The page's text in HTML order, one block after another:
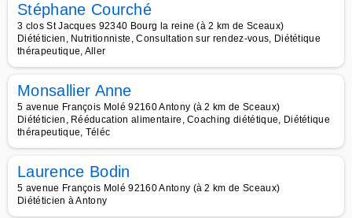
Stéphane Courché
3 clos St Jacques 92340 Bourg la reine (à 2 km de Sceaux)
Diététicien, Nutritionniste, Consultation sur rendez-vous, Diététique
thérapeutique, Aller
Monsallier Anne
5 avenue François Molé 92160 Antony (à 2 km de Sceaux)
Diététicien, Rééducation alimentaire, Coaching diététique, Diététique
thérapeutique, Téléc
Laurence Bodin
5 avenue François Molé 92160 Antony (à 2 km de Sceaux)
Diététicien à Antony